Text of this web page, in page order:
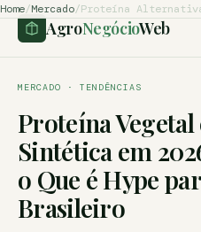
AgroNegócioWeb
Home/Mercado/Proteína
MERCADO · TENDÊNCIAS
Proteína Vegetal
Sintética em
o Que é Hype
Brasileiro